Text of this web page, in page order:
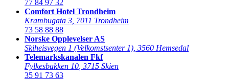
77 84 97 32
Comfort Hotel Trondheim
Krambugata 3 7011 Trondheim
73 58 88 88
Norske Opplevelser AS
Skiheisvegen 1 (Velkomstsenter 1) 3560 Hemsedal
Telemarkskanalen Fkf
Fylkesbakken 10 3715 Skien
35 91 73 63